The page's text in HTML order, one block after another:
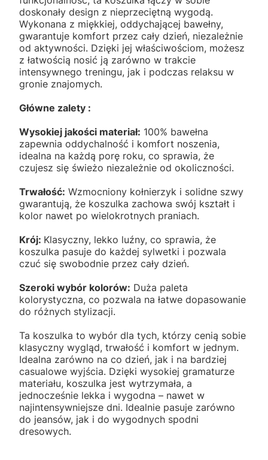
doskonały design z nieprzeciętną wygodą.
Wykonana z miękkiej, oddychającej bawełny,
gwarantuje komfort przez cały dzień, niezależnie
od aktywności. Dzięki jej właściwościom, możesz
z łatwością nosić ją zarówno w trakcie
intensywnego treningu, jak i podczas relaksu w
gronie znajomych.
Główne zalety :
Wysokiej jakości materiał: 100% bawełna
zapewnia oddychalność i komfort noszenia,
idealna na każdą porę roku, co sprawia, że
czujesz się świeżo niezależnie od okoliczności.
Trwałość: Wzmocniony kołnierzyk i solidne szwy
gwarantują, że koszulka zachowa swój kształt i
kolor nawet po wielokrotnych praniach.
Krój: Klasyczny, lekko luźny, co sprawia, że
koszulka pasuje do każdej sylwetki i pozwala
czuć się swobodnie przez cały dzień.
Szeroki wybór kolorów: Duża paleta
kolorystyczna, co pozwala na łatwe dopasowanie
do różnych stylizacji.
Ta koszulka to wybór dla tych, którzy cenią sobie
klasyczny wygląd, trwałość i komfort w jednym.
Idealna zarówno na co dzień, jak i na bardziej
casualowe wyjścia. Dzięki wysokiej gramaturze
materiału, koszulka jest wytrzymała, a
jednocześnie lekka i wygodna – nawet w
najintensywniejsze dni. Idealnie pasuje zarówno
do jeansów, jak i do wygodnych spodni
dresowych.